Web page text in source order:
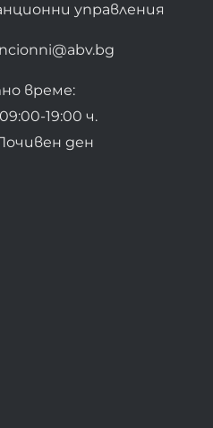
управления
време:
19:00 ч.
ден